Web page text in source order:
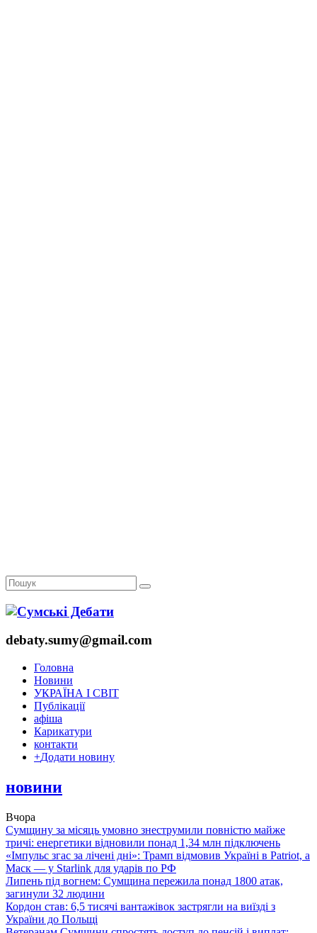
debaty.sumy@gmail.com
Головна
Новини
УКРАЇНА І СВІТ
Публікації
афіша
Карикатури
контакти
+Додати новину
новини
Вчора
Сумщину за місяць умовно знеструмили повністю майже
тричі: енергетики відновили понад 1,34 млн підключень
«Імпульс згас за лічені дні»: Трамп відмовив Україні в Patriot, а
Маск — у Starlink для ударів по РФ
Липень під вогнем: Сумщина пережила понад 1800 атак,
загинули 32 людини
Кордон став: 6,5 тисячі вантажівок застрягли на виїзді з
України до Польщі